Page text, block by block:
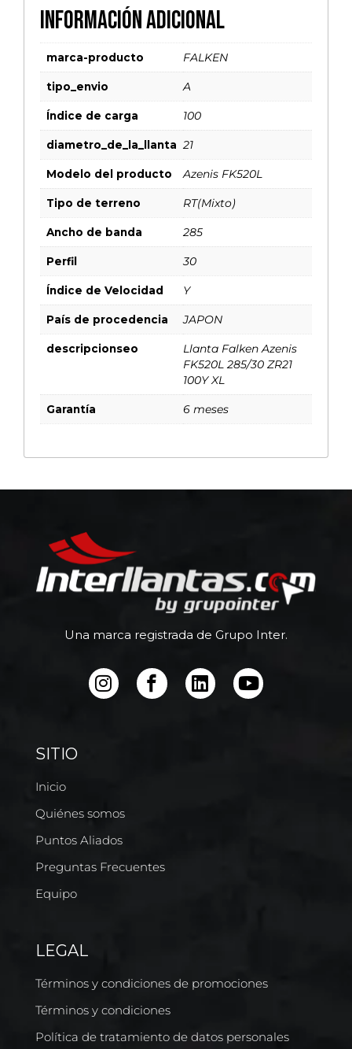
Información adicional
marca-producto FALKEN
tipo_envio A
Índice de carga 100
diametro_de_la_llanta 21
Modelo del producto Azenis FK520L
Tipo de terreno RT(Mixto)
Ancho de banda 285
Perfil 30
Índice de Velocidad Y
País de procedencia JAPON
descripcionseo
Llanta Falken Azenis
FK520L 285/30 ZR21
100Y XL
Garantía 6 meses
Una marca registrada de Grupo Inter.
SITIO
Inicio
Quiénes somos
Puntos Aliados
Preguntas Frecuentes
Equipo
LEGAL
Términos y condiciones de promociones
Términos y condiciones
Política de tratamiento de datos personales